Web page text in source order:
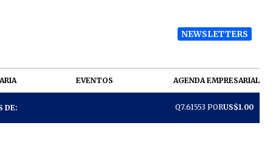
NEWSLETTERS
EVENTOS AGENDA EMPRESARIAL
DE: Q7.61553 PORUS$1.00